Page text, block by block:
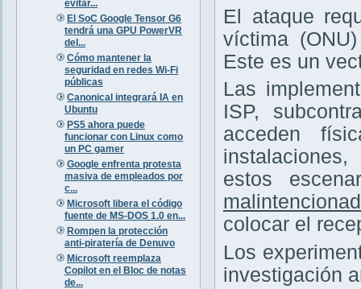
evitar...
El SoC Google Tensor G6
tendrá una GPU PowerVR
del...
Cómo mantener la
seguridad en redes Wi-Fi
públicas
Canonical integrará IA en
Ubuntu
PS5 ahora puede
funcionar con Linux como
un PC gamer
Google enfrenta protesta
masiva de empleados por
c...
Microsoft libera el código
fuente de MS-DOS 1.0 en...
Rompen la protección
anti-piratería de Denuvo
Microsoft reemplaza
Copilot en el Bloc de notas
de...
El ataque
víctima
Este es un
Las
ISP,
acceden
estos
colocar el
Los
investigación